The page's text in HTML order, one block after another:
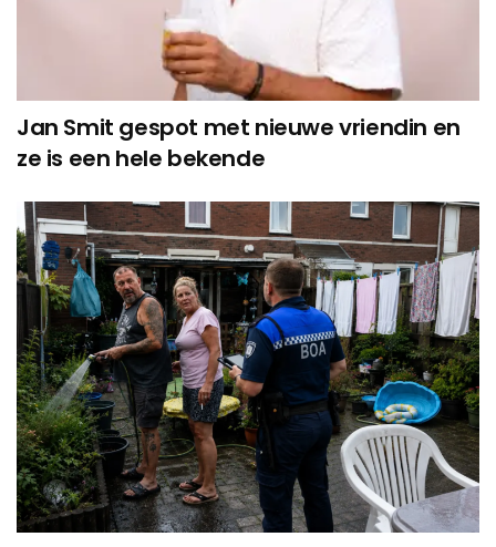
Jan Smit gespot met nieuwe vriendin en
ze is een hele bekende